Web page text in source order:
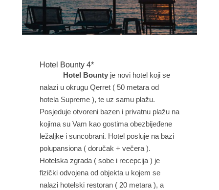
Hotel Bounty 4*
Hotel Bountyje novi hotel koji se
nalazi u okrugu Qerret ( 50 metara od
hotela Supreme ), te uz samu plažu.
Posjeduje otvoreni bazen i privatnu plažu na
kojima su Vam kao gostima obezbijeđene
ležaljke i suncobrani. Hotel posluje na bazi
polupansiona ( doručak + večera ).
Hotelska zgrada ( sobe i recepcija ) je
fizički odvojena od objekta u kojem se
nalazi hotelski restoran ( 20 metara ), a